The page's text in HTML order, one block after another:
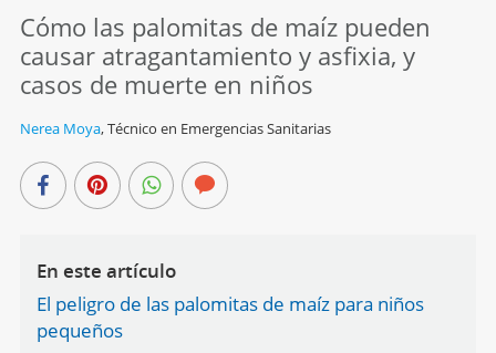
Cómo las palomitas de maíz pueden
causar atragantamiento y asfixia, y
casos de muerte en niños
Nerea Moya,Técnico en Emergencias Sanitarias
En este artículo
El peligro de las palomitas de maíz para niños
pequeños